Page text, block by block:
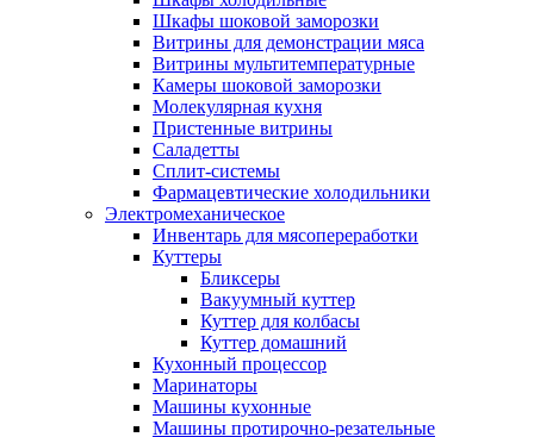
Шкафы шоковой заморозки
Витрины для демонстрации мяса
Витрины мультитемпературные
Камеры шоковой заморозки
Молекулярная кухня
Пристенные витрины
Саладетты
Сплит-системы
Фармацевтические холодильники
Электромеханическое
Инвентарь для мясопереработки
Куттеры
Бликсеры
Вакуумный куттер
Куттер для колбасы
Куттер домашний
Кухонный процессор
Маринаторы
Машины кухонные
Машины протирочно-резательные